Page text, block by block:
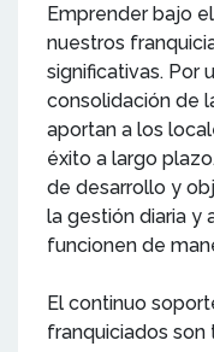
Emprender bajo
nuestros
significativas. Por
consolidación de
aportan a los
éxito a largo
de desarrollo y
la gestión diaria y
funcionen de
El continuo
franquiciados